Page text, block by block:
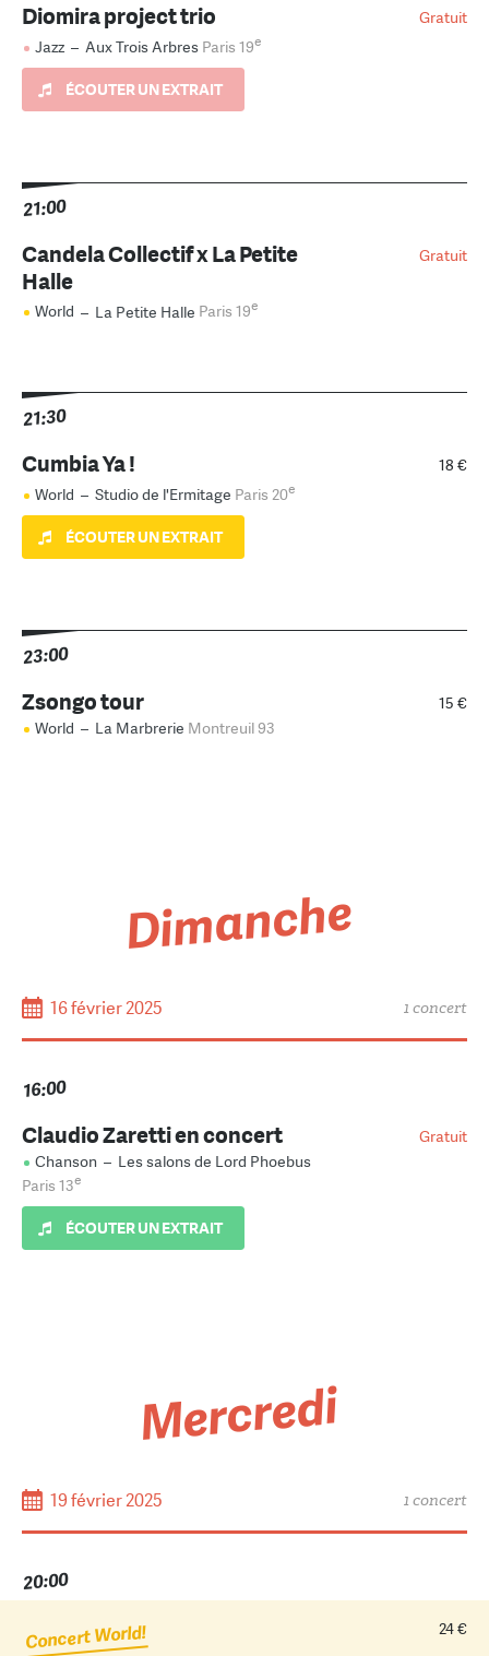
Gratuit
Diomira project trio
Jazz – Aux Trois Arbres Paris 19e
ÉCOUTER UN EXTRAIT
21:00
Gratuit
Candela Collectif x La Petite
Halle
World – La Petite Halle Paris 19e
21:30
18 €
Cumbia Ya !
World – Studio de l'Ermitage Paris 20e
ÉCOUTER UN EXTRAIT
23:00
15 €
Zsongo tour
World – La Marbrerie Montreuil 93
Dimanche
16 février 2025 1 concert
16:00
Gratuit
Claudio Zaretti en concert
Chanson – Les salons de Lord Phoebus
Paris 13e
ÉCOUTER UN EXTRAIT
Mercredi
19 février 2025 1 concert
20:00
24 €
Concert World!